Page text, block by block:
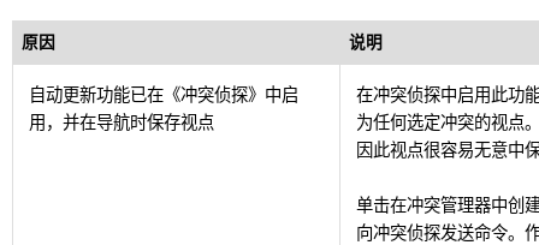
原因 说明
自动更新功能已在《冲突侦探》中启
用，并在导航时保存视点
在冲突侦探中启用此功
为任何选定冲突的视点
因此视点很容易无意中
单击在冲突管理器中创
向冲突侦探发送命令。